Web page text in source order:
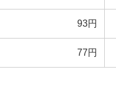
93円
77円